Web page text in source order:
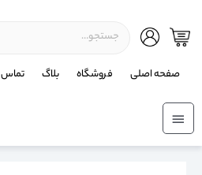
صفحه اصلی فروشگاه بلاگ تماس